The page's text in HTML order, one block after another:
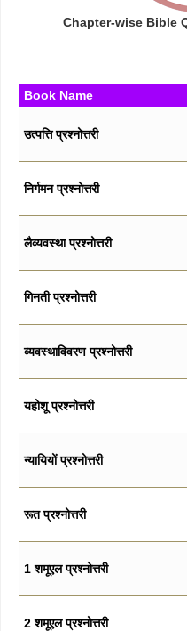
Chapter-wise Bible
Book Name
उत्पत्ति प्रश्नोत्तरी
निर्गमन प्रश्नोत्तरी
लैव्यवस्था प्रश्नोत्तरी
गिनती प्रश्नोत्तरी
व्यवस्थाविवरण प्रश्नोत्तरी
यहोशू प्रश्नोत्तरी
न्यायियों प्रश्नोत्तरी
रूत प्रश्नोत्तरी
1 शमूएल प्रश्नोत्तरी
2 शमूएल प्रश्नोत्तरी